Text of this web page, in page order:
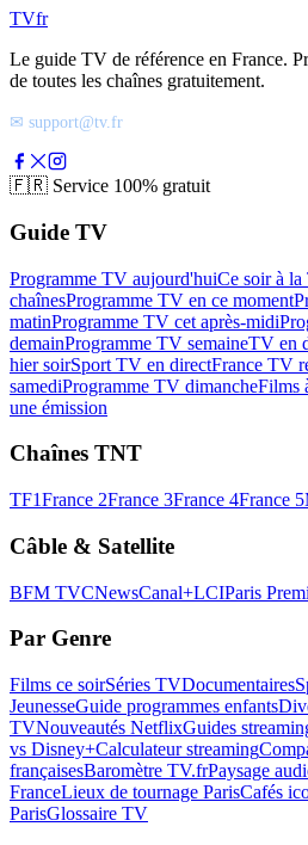
TVfr
Le guide TV de référence en France.
de toutes les chaînes gratuitement.
✉ support@tv.fr
🇫🇷 Service 100% gratuit
Guide TV
Programme TV aujourd'huiCe soir à
chaînesProgramme TV en ce moment
matinProgramme TV cet après-midi
demainProgramme TV semaineTV en
hier soirSport TV en directFrance TV
samediProgramme TV dimancheFilms
une émission
Chaînes TNT
TF1France 2France 3France 4France 5
Câble & Satellite
BFM TVCNewsCanal+LCIParis
Par Genre
Films ce soirSéries TVDocumentaires
JeunesseGuide programmes enfants
TVNouveautés NetflixGuides
vs Disney+Calculateur streaming
françaisesBaromètre TV.frPaysage
FranceLieux de tournage ParisCafés
ParisGlossaire TV